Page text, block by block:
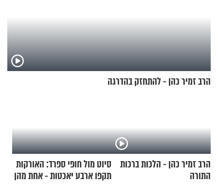
הרב זמיר כהן - להתחזק בהדרגה
הרב זמיר כהן - הלכות ברכות
התורה
סיוט מול חופי ספרד: האורקות
תקפו ארבע יאכטות - אחת מהן